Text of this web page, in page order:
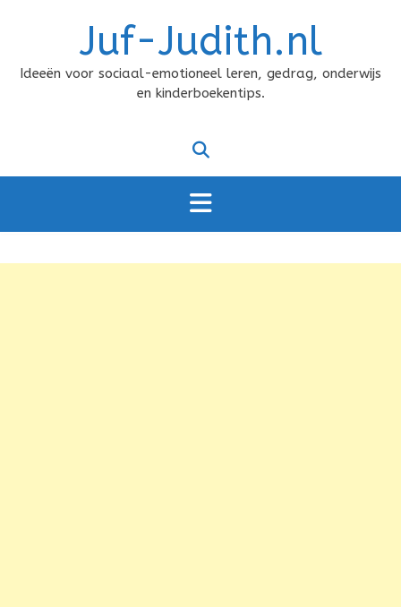
Juf-Judith.nl
Ideeën voor sociaal-emotioneel leren, gedrag, onderwijs
en kinderboekentips.